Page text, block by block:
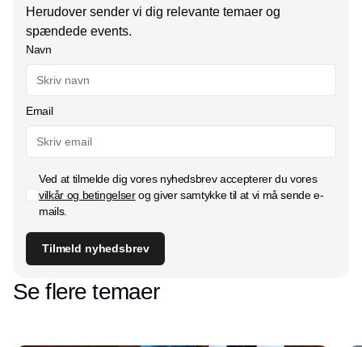
Herudover sender vi dig relevante temaer og
spændede events.
Navn
Email
Ved at tilmelde dig vores nyhedsbrev accepterer du vores
vilkår og betingelserog giver samtykke til at vi må sende e-
mails.
Tilmeld nyhedsbrev
Se flere temaer